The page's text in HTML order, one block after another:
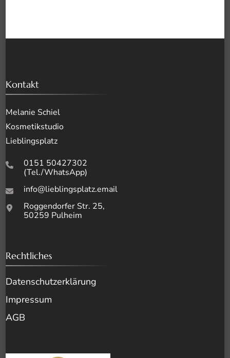
Kontakt
Melanie Schiel
Kosmetikstudio
Lieblingsplatz
0151 50427302
(Tel./WhatsApp)
info@lieblingsplatz.email
Roggendorfer Str. 25,
50259 Pulheim
Rechtliches
Datenschutz­erklärung
Impressum
AGB